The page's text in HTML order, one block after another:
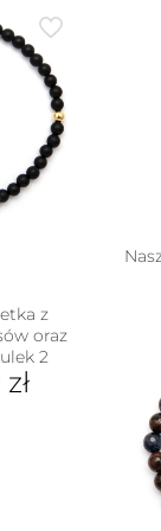
z
oraz
2
zł